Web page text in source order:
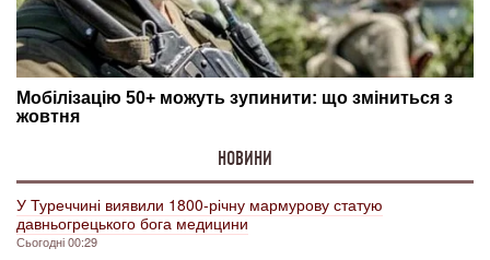
НОВИНИ
У Туреччині виявили 1800-річну мармурову статую
давньогрецького бога медицини
Сьогодні 00:29